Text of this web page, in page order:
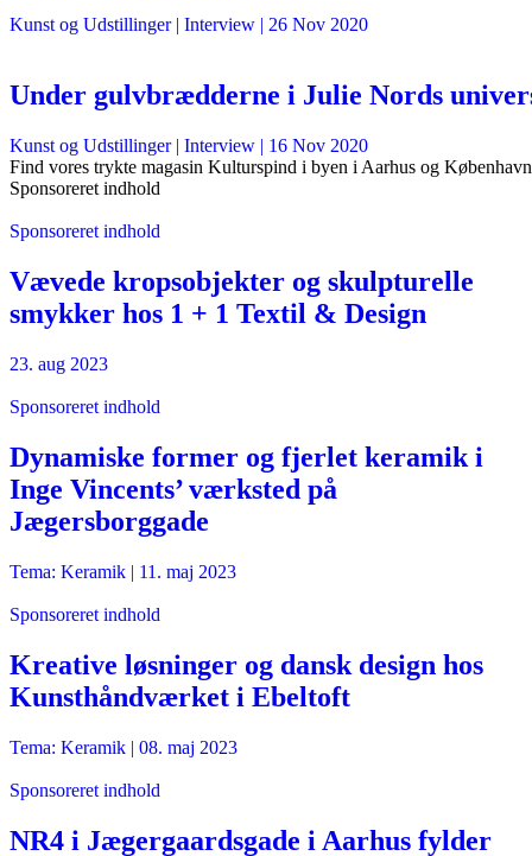
Kunst og Udstillinger| Interview | 26 Nov 2020
Under gulvbrædderne i Julie Nords
Kunst og Udstillinger| Interview | 16 Nov 2020
Find vores trykte magasin Kulturspind i byen i Aarhus og København
Sponsoreret indhold
Sponsoreret indhold
Vævede kropsobjekter og skulpturelle
smykker hos 1 + 1 Textil & Design
23. aug 2023
Sponsoreret indhold
Dynamiske former og fjerlet keramik i
Inge Vincents’ værksted på
Jægersborggade
Tema: Keramik | 11. maj 2023
Sponsoreret indhold
Kreative løsninger og dansk design hos
Kunsthåndværket i Ebeltoft
Tema: Keramik | 08. maj 2023
Sponsoreret indhold
NR4 i Jægergaardsgade i Aarhus fylder